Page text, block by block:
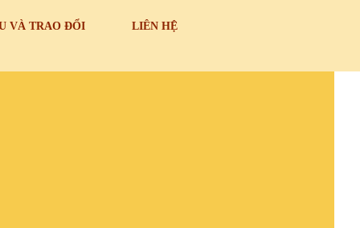
VÀ TRAO ĐỔI LIÊN HỆ